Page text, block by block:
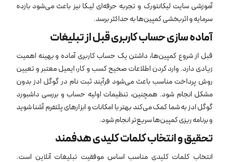
آموزشی سایت لیکانتورک و تجربه حرفه‌ای لیـکا نیز باعث می‌شود بازده
سرمایه و اثربخشی کمپین‌ها به حداکثر برسد.
آماده ‌سازی حساب کاربری قبل از تبلیغات
قبل از شروع کمپین‌ها، داشتن یک حساب کاربری آماده و بهینه اهمیت
زیادی دارد. وارد کردن اطلاعات صحیح کسب ‌و کار، ایمیل معتبر و تعیین
روش پرداخت مناسب باعث می‌شود فرآیند ثبت نام در گوگل ادز بدون
مشکل انجام شود. همچنین، تنظیمات اولیه حساب و بررسی داشبورد
گوگل ادز به شما کمک می‌کند بهتر با امکانات و ابزارهای پلتفرم آشنا شوید
و برنامه‌ ریزی کمپین‌ها سریع‌تر انجام شود.
تحقیق و انتخاب کلمات کلیدی هدفمند
انتخاب کلمات کلیدی مناسب اساس موفقیت تبلیغات آنلاین است.